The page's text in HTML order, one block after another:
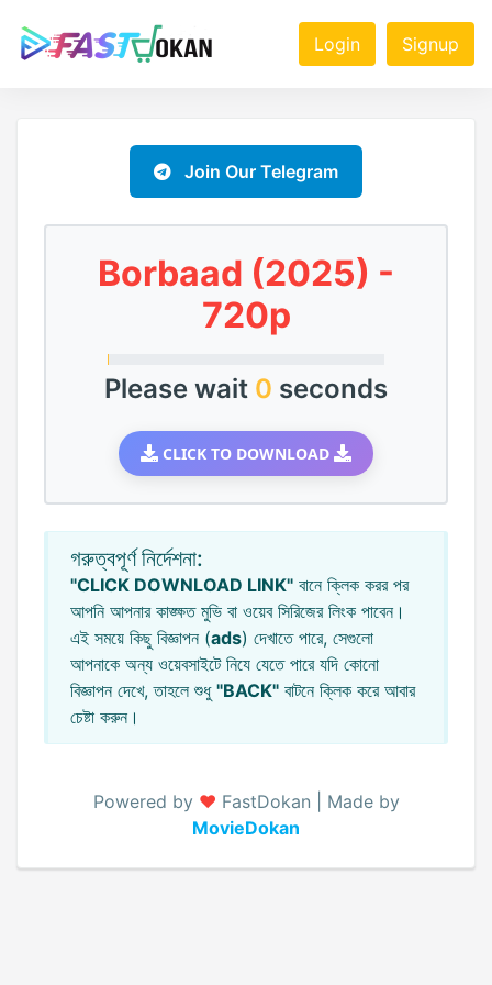
Login Signup
Join Our Telegram
Borbaad (2025) -
720p
Please wait 0 seconds
CLICK TO DOWNLOAD
গরুত্বপূর্ণ নির্দেশনা:
"CLICK DOWNLOAD LINK" বানে ক্লিক করর পর
আপনি আপনার কাঙ্ক্ষত মুভি বা ওয়েব সিরিজের লিংক পাবেন।
এই সময়ে কিছু বিজ্ঞাপন (ads) দেখাতে পারে, সেগুলো
আপনাকে অন্য ওয়েবসাইটে নিযে যেতে পারে যদি কোনো
বিজ্ঞাপন দেখে, তাহলে শুধু "BACK" বাটনে ক্লিক করে আবার
চেষ্টা করুন।
Powered by ♥️ FastDokan | Made by
MovieDokan